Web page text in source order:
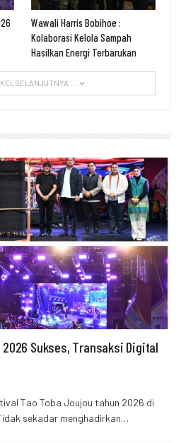
Wawali Harris Bobihoe :
Kolaborasi Kelola Sampah
Hasilkan Energi Terbarukan
SELANJUTNYA ...
Sukses, Transaksi Digital
Tao Toba Joujou tahun 2026 di
sekadar menghadirkan…